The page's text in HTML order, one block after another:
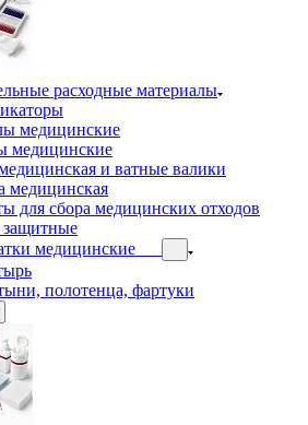
расходные материалы
медицинские
медицинские
и ватные валики
медицинская
для сбора медицинских отходов
медицинские
полотенца, фартуки